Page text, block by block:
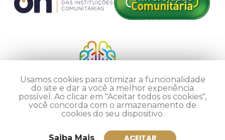
Usamos cookies para otimizar a funcionalidade
do site e dar a você a melhor experiência
possível. Ao clicar em "Aceitar todos os cookies",
você concorda com o armazenamento de
cookies do seu dispositivo.
Saiba Mais ACEITAR